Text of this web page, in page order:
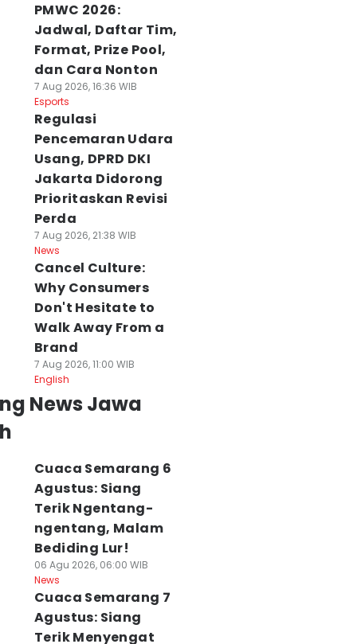
PMWC 2026:
Jadwal, Daftar Tim,
Format, Prize Pool,
dan Cara Nonton
7 Aug 2026, 16:36 WIB
Esports
Regulasi
Pencemaran Udara
Usang, DPRD DKI
Jakarta Didorong
Prioritaskan Revisi
Perda
7 Aug 2026, 21:38 WIB
News
Cancel Culture:
Why Consumers
Don't Hesitate to
Walk Away From a
Brand
7 Aug 2026, 11:00 WIB
English
News Jawa
Cuaca Semarang 6
Agustus: Siang
Terik Ngentang-
ngentang, Malam
Bediding Lur!
06 Agu 2026, 06:00 WIB
News
Cuaca Semarang 7
Agustus: Siang
Terik Menyengat